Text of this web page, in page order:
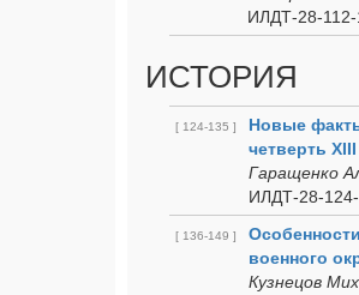
ИЛДТ-28-
ИСТОРИЯ
[ 124-135 ]
Новые
четверть
Гаращенко
ИЛДТ-28-
[ 136-149 ]
военного
Кузнецов